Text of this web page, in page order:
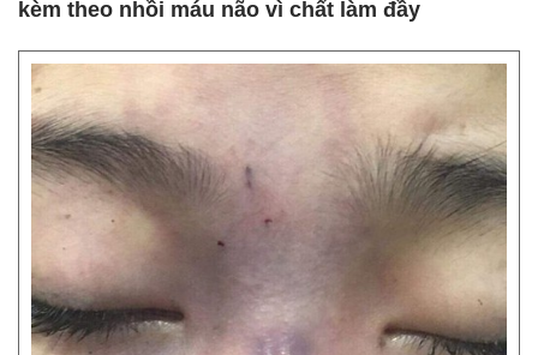
kèm theo nhồi máu não vì chất làm đầy